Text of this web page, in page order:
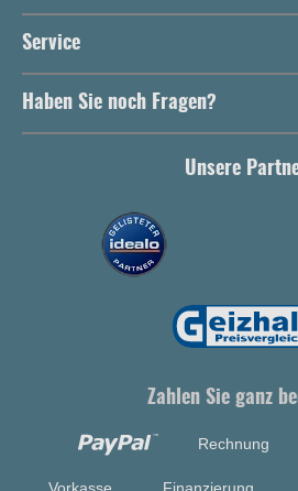
Service
Haben Sie noch Fragen?
Unsere
Zahlen Sie ganz
Rechnung